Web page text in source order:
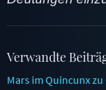
Verwandte
Mars im Quincunx